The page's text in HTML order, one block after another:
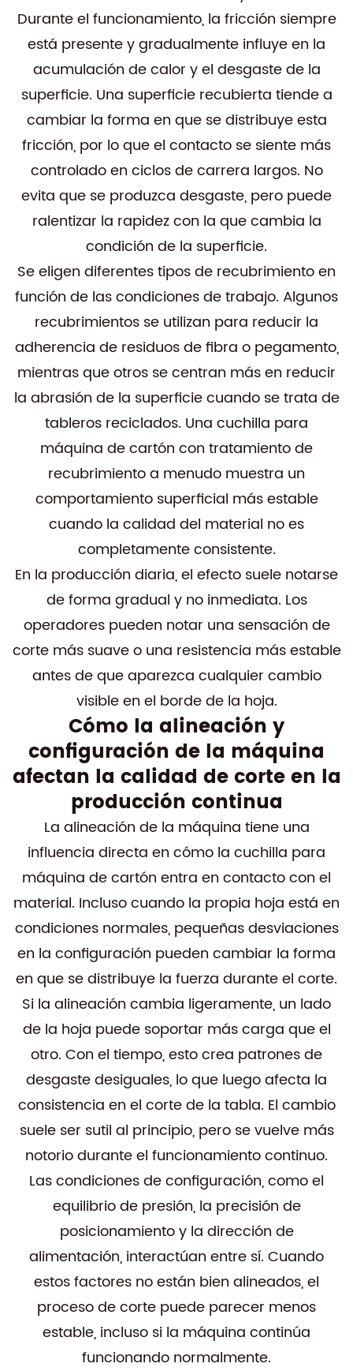
Durante el funcionamiento, la fricción siempre
está presente y gradualmente influye en la
acumulación de calor y el desgaste de la
superficie. Una superficie recubierta tiende a
cambiar la forma en que se distribuye esta
fricción, por lo que el contacto se siente más
controlado en ciclos de carrera largos. No
evita que se produzca desgaste, pero puede
ralentizar la rapidez con la que cambia la
condición de la superficie.
Se eligen diferentes tipos de recubrimiento en
función de las condiciones de trabajo. Algunos
recubrimientos se utilizan para reducir la
adherencia de residuos de fibra o pegamento,
mientras que otros se centran más en reducir
la abrasión de la superficie cuando se trata de
tableros reciclados. Una cuchilla para
máquina de cartón con tratamiento de
recubrimiento a menudo muestra un
comportamiento superficial más estable
cuando la calidad del material no es
completamente consistente.
En la producción diaria, el efecto suele notarse
de forma gradual y no inmediata. Los
operadores pueden notar una sensación de
corte más suave o una resistencia más estable
antes de que aparezca cualquier cambio
visible en el borde de la hoja.
Cómo la alineación y
configuración de la máquina
afectan la calidad de corte en la
producción continua
La alineación de la máquina tiene una
influencia directa en cómo la cuchilla para
máquina de cartón entra en contacto con el
material. Incluso cuando la propia hoja está en
condiciones normales, pequeñas desviaciones
en la configuración pueden cambiar la forma
en que se distribuye la fuerza durante el corte.
Si la alineación cambia ligeramente, un lado
de la hoja puede soportar más carga que el
otro. Con el tiempo, esto crea patrones de
desgaste desiguales, lo que luego afecta la
consistencia en el corte de la tabla. El cambio
suele ser sutil al principio, pero se vuelve más
notorio durante el funcionamiento continuo.
Las condiciones de configuración, como el
equilibrio de presión, la precisión de
posicionamiento y la dirección de
alimentación, interactúan entre sí. Cuando
estos factores no están bien alineados, el
proceso de corte puede parecer menos
estable, incluso si la máquina continúa
funcionando normalmente.